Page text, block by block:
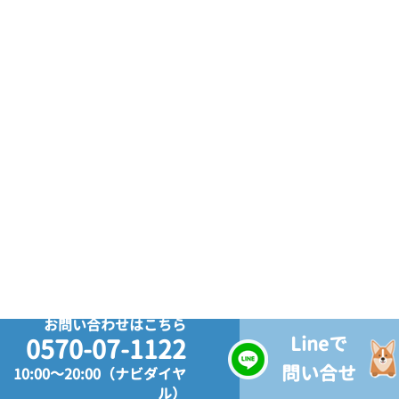
お問い合わせはこちら
0570-07-1122
10:00～20:00（ナビダイヤ
ル）
Lineで
問い合せ